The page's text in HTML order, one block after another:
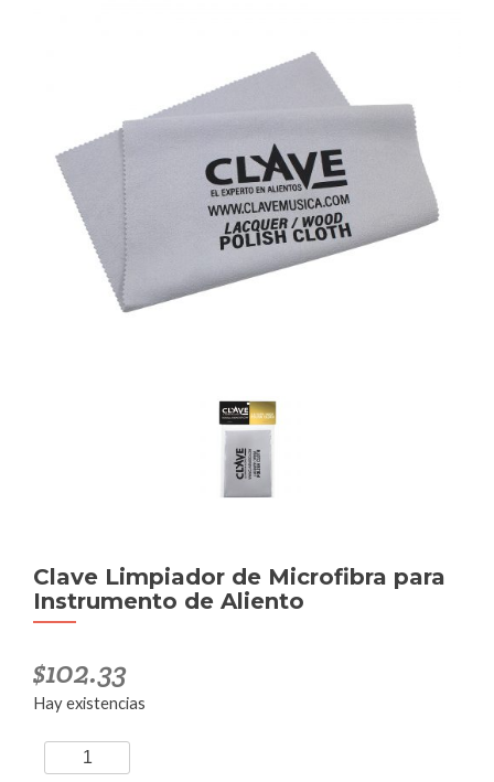
Clave Limpiador de Microfibra para
Instrumento de Aliento
$102.33
Hay existencias
Clave